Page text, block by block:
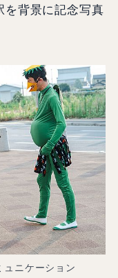
を背景に記念写真
ュニケーション